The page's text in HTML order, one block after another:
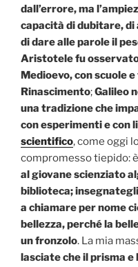
dall’errore, ma
capacità di dubitare,
di dare alle parole il
Aristotele fu
Medioevo, con scuole
Rinascimento;Galileo
una tradizione che
con esperimenti e con
scientifico, come oggi
compromesso tiepido:
al giovane scienziato
biblioteca;
a chiamare per nome
bellezza, perché la
un fronzolo. La mia
lasciate che il prisma